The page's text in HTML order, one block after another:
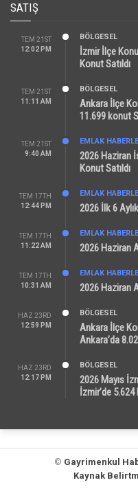
SATIŞ
TEM 21ST
12:02 PM
BÖLGESEL
İzmir İlçe
Konut Satıldı
TEM 21ST
11:11 AM
BÖLGESEL
Ankara İlçe
11.699 konut
TEM 21ST
9:40 AM
EMLAK
2026 Haziran
Konut Satıldı
TEM 17TH
12:44 PM
EMLAK
2026 İlk 6
TEM 17TH
11:22 AM
EMLAK
2026 Haziran
TEM 17TH
10:31 AM
EMLAK
2026 Haziran
HAZ 23RD
12:59 PM
BÖLGESEL
Ankara İlçe
Ankara’da
HAZ 23RD
12:17 PM
BÖLGESEL
2026 Mayıs
İzmir’de 5.624
© Gayrimenkul
Kaynak